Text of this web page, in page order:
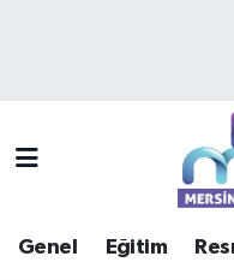
Genel Eğitim
Mersin Trafik
Süper Lig Puan